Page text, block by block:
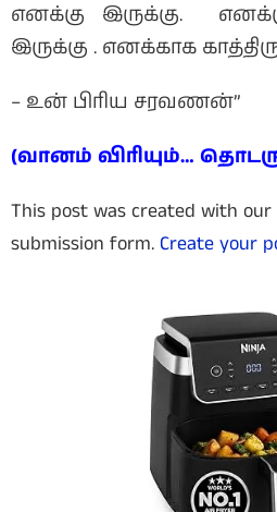
எனக்கு இருக்கு.
இருக்கு . எனக்காக
– உன் பிரிய சரவணன்”
(வானம் விரியும்…
This post was created with our
submission form. Create your